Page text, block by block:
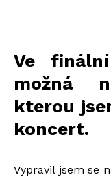
Ve
možná
kterou
koncert.
Vypravil jsem se